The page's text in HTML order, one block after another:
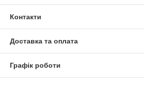
Контакти
Доставка та оплата
Графік роботи